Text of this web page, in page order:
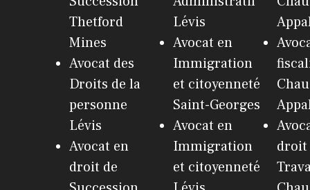
Thetford
Mines
Avocat des
Droits de la
personne
Lévis
Avocat en
droit de
Lévis
Avocat en
Immigration
et citoyenneté
Saint-Georges
Avocat en
Immigration
et citoyenneté
droit